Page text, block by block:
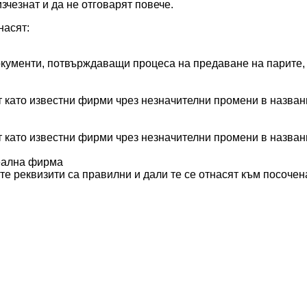
и да не отговарят повече.
потвърждаващи процеса на предаване на
известни фирми чрез незначителни промени в
известни фирми чрез незначителни промени в
фирма
реквизити са правилни и дали те се отнасят към